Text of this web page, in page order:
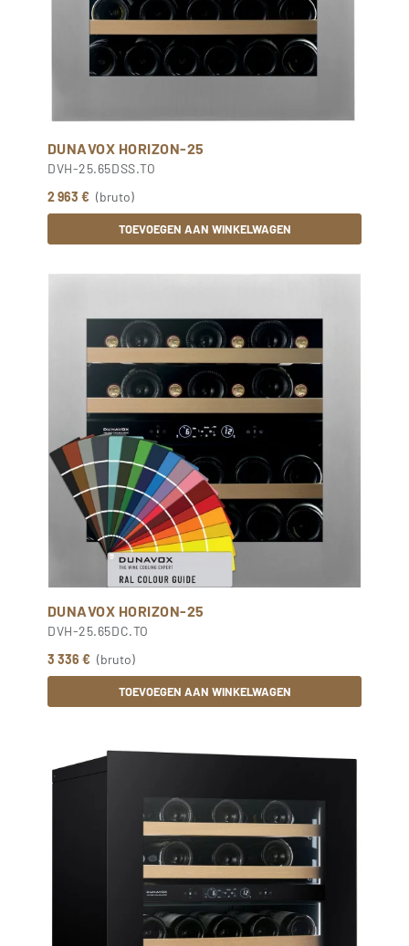
DUNAVOX HORIZON-25
DVH-25.65DSS.TO
2 963 € (bruto)
TOEVOEGEN AAN WINKELWAGEN
DUNAVOX HORIZON-25
DVH-25.65DC.TO
3 336 € (bruto)
TOEVOEGEN AAN WINKELWAGEN